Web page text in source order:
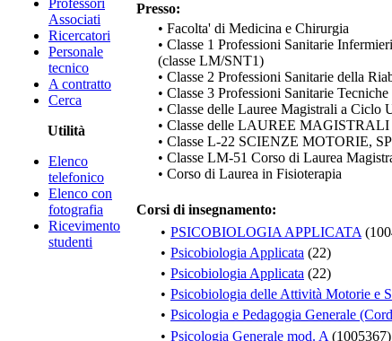
Professori
Associati
Ricercatori
Personale
tecnico
A contratto
Cerca
Utilità
Elenco
telefonico
Elenco con
fotografia
Ricevimento
studenti
Presso:
• Facolta' di Medicina e Chirurgia
• Classe 1 Professioni Sanitarie
(classe LM/SNT1)
• Classe 2 Professioni Sanitarie della
• Classe 3 Professioni Sanitarie Tecniche
• Classe delle Lauree Magistrali a
• Classe delle LAUREE
• Classe L-22 SCIENZE MOTORIE,
• Classe LM-51 Corso di Laurea
• Corso di Laurea in Fisioterapia
Corsi di insegnamento:
• PSICOBIOLOGIA APPLICATA
• Psicobiologia Applicata (22)
• Psicobiologia Applicata (22)
• Psicobiologia delle Attività Motorie e
• Psicologia e Pedagogia Generale
• Psicologia Generale mod. A(1005367)